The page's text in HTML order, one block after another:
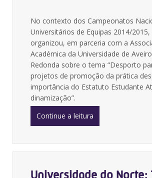
No contexto dos Campeonatos
Universitários de Equipas 2014/2015,
organizou, em parceria com a
Académica da Universidade de
Redonda sobre o tema “Desporto
projetos de promoção da prática
importância do Estatuto Estudante
dinamização”.
Continue a leitura
Universidade do Norte: